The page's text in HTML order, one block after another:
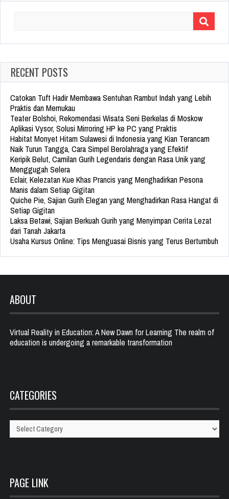
RECENT POSTS
Catokan Tuft Hadir Membawa Sentuhan Rambut Indah yang Lebih
Praktis dan Memukau
Teater Bolshoi, Rekomendasi Wisata Seni Berkelas di Moskow
Aplikasi Vysor, Solusi Mirroring HP ke PC yang Praktis
Habitat Monyet Hitam Sulawesi di Indonesia yang Kian Terancam
Naik Turun Tangga, Cara Simpel Berolahraga yang Efektif
Keripik Belut, Camilan Gurih Legendaris dengan Rasa Unik yang
Menggugah Selera
Eclair, Kelezatan Kue Khas Prancis yang Menghadirkan Pesona
Manis dalam Setiap Gigitan
Quiche Pie, Sajian Gurih Elegan yang Menghadirkan Rasa Hangat di
Setiap Gigitan
Laksa Betawi, Sajian Berkuah Gurih yang Menyimpan Cerita Lezat
dari Tanah Jakarta
Usaha Kursus Online: Tips Menguasai Bisnis yang Terus Bertumbuh
ABOUT
Virtual Reality in Education: A New Dawn for Learning The realm of
education is undergoing a remarkable transformation
CATEGORIES
Categories
PAGE LINK